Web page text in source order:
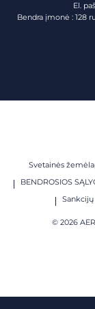
El.
Bendra įmonė : 128
Svetainės
BENDROSIOS
© 2026